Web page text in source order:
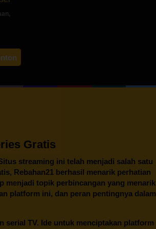
,
Gratis
streaming ini telah menjadi salah satu
Rebahan21berhasil menarik perhatian
menjadi topik perbincangan yang menarik
platform ini, dan peran pentingnya dalam
serial TV. Ide untuk menciptakan platform